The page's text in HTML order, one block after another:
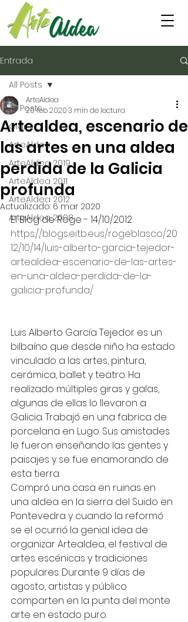
Entrada
All Posts
Gigi
ArteAldea
ArteAldea 2019
ArteAldea 2011
ArteAldea 2012
ArteAldea 2008
All Posts
Artealdea, escenario de
las artes en una aldea
perdida de la Galicia
profunda
ArteAldea
20 feb 20203 min de lectura
Actualizado: 6 mar 2020
El Blog de Roge - 14/10/2012
https://blogs.eitb.eus/rogeblasco/20
12/10/14/luis-alberto-garcia-tejedor-
artealdea-escenario-de-las-artes-
en-una-aldea-perdida-de-la-
galicia-profunda/
Luis Alberto García Tejedor es un
bilbaíno que desde niño ha estado
vinculado a las artes, pintura,
cerámica, ballet y teatro. Ha
realizado múltiples giras y galas,
algunas de ellas lo llevaron a
Galicia. Trabajó en una fabrica de
porcelana en Lugo. Sus amistades
le fueron enseñando las gentes y
paisajes y se fue enamorando de
esta tierra.
Compró una casa en ruinas en
una aldea en la sierra del Suido en
Pontevedra y cuando la reformó
se el ocurrió la genial idea de
organizar Artealdea, el festival de
artes escénicas y tradiciones
populares. Durante 9 días de
agosto, artistas y público
comparten en la punta del monte
arte en estado puro.